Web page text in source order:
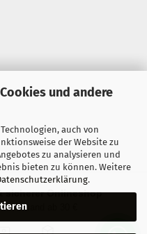
und andere
auch von
der Website zu
zu analysieren und
bieten zu können. Weitere
.
sicherer Onlineshop
Versand ab 30 €